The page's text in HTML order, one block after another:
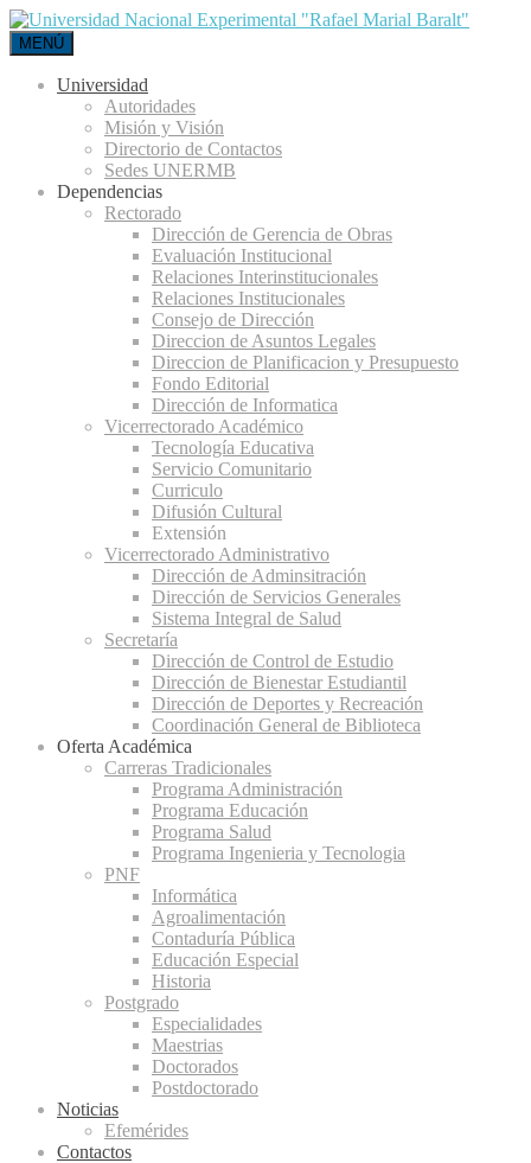
MENÚ
Universidad
Autoridades
Misión y Visión
Directorio de Contactos
Sedes UNERMB
Dependencias
Rectorado
Dirección de Gerencia de Obras
Evaluación Institucional
Relaciones Interinstitucionales
Relaciones Institucionales
Consejo de Dirección
Direccion de Asuntos Legales
Direccion de Planificacion y Presupuesto
Fondo Editorial
Dirección de Informatica
Vicerrectorado Académico
Tecnología Educativa
Servicio Comunitario
Curriculo
Difusión Cultural
Extensión
Vicerrectorado Administrativo
Dirección de Adminsitración
Dirección de Servicios Generales
Sistema Integral de Salud
Secretaría
Dirección de Control de Estudio
Dirección de Bienestar Estudiantil
Dirección de Deportes y Recreación
Coordinación General de Biblioteca
Oferta Académica
Carreras Tradicionales
Programa Administración
Programa Educación
Programa Salud
Programa Ingenieria y Tecnologia
PNF
Informática
Agroalimentación
Contaduría Pública
Educación Especial
Historia
Postgrado
Especialidades
Maestrias
Doctorados
Postdoctorado
Noticias
Efemérides
Contactos